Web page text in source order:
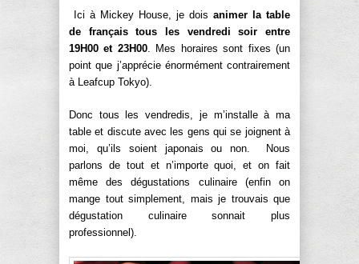
Ici à Mickey House, je dois animer la table
de français tous les vendredi soir entre
19H00 et 23H00. Mes horaires sont fixes (un
point que j’apprécie énormément contrairement
à Leafcup Tokyo).
Donc tous les vendredis, je m’installe à ma
table et discute avec les gens qui se joignent à
moi, qu’ils soient japonais ou non. Nous
parlons de tout et n’importe quoi, et on fait
même des dégustations culinaire (enfin on
mange tout simplement, mais je trouvais que
dégustation culinaire sonnait plus
professionnel).